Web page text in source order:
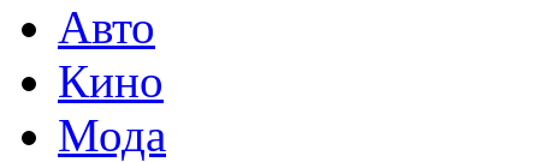
Авто
Кино
Мода